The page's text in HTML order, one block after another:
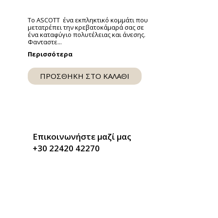
Tο ASCOTT ένα εκπληκτικό κομμάτι που
μετατρέπει την κρεβατοκάμαρά σας σε
ένα καταφύγιο πολυτέλειας και άνεσης.
Φανταστε...
Περισσότερα
ΠΡΟΣΘΗΚΗ ΣΤΟ ΚΑΛΑΘΙ
Επικοινωνήστε μαζί μας
+30 22420 42270